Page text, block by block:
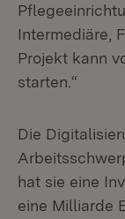
Intermediäre,
Projekt kann
starten.“
Die
hat sie eine
eine Milliarde